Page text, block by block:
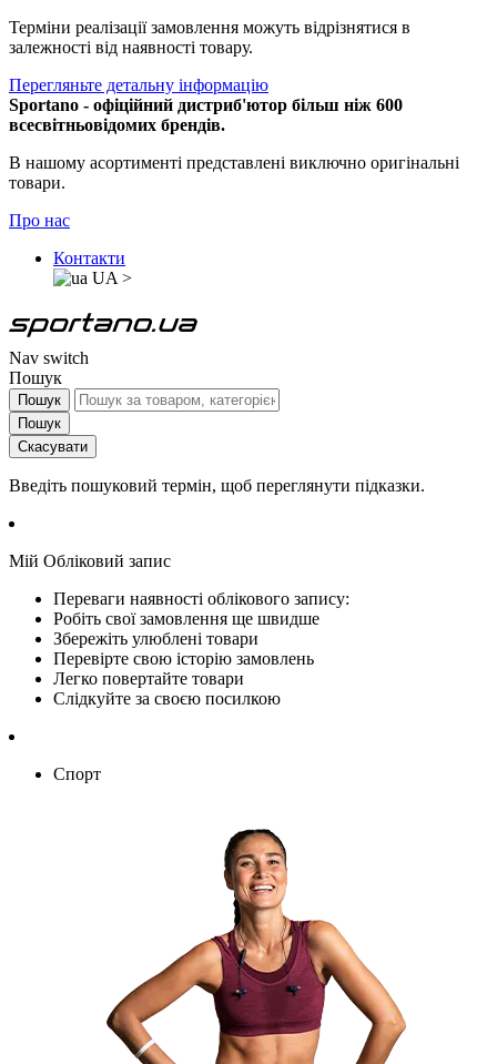
Терміни реалізації замовлення можуть відрізнятися в
залежності від наявності товару.
Перегляньте детальну інформацію
Sportano - офіційний дистриб'ютор більш ніж 600
всесвітньовідомих брендів.
В нашому асортименті представлені виключно оригінальні
товари.
Про нас
Контакти
UA >
Nav switch
Пошук
Пошук
Пошук
Скасувати
Введіть пошуковий термін, щоб переглянути підказки.
Мій Обліковий запис
Переваги наявності облікового запису:
Робіть свої замовлення ще швидше
Збережіть улюблені товари
Перевірте свою історію замовлень
Легко повертайте товари
Слідкуйте за своєю посилкою
Спорт